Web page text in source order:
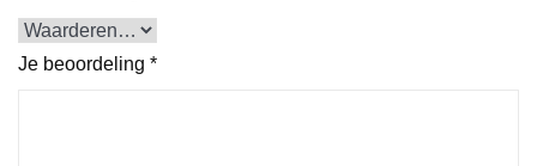
Je beoordeling *